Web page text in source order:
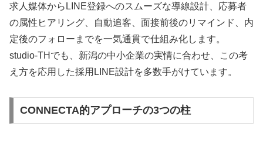
求人媒体からLINE登録へのスムーズな導線設計、応募者
の属性ヒアリング、自動追客、面接前後のリマインド、内
定後のフォローまでを一気通貫で仕組み化します。
studio-THでも、新潟の中小企業の実情に合わせ、この考
え方を応用した採用LINE設計を多数手がけています。
CONNECTA的アプローチの3つの柱